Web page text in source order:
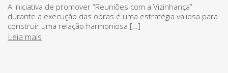
A iniciativa de promover “Reuniões com a Vizinhança”
durante a execução das obras é uma estratégia valiosa para
construir uma relação harmoniosa […]
Leia mais